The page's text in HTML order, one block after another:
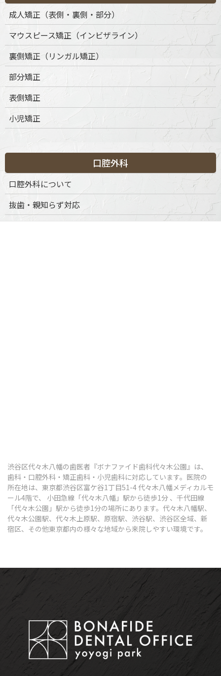
渋谷区代々木八幡の歯医者『ボナファイド歯科代々木公園』は、
歯科・口腔外科・矯正歯科・小児歯科に対応しています。医院の
所在地は、東京都渋谷区富ケ谷1丁目51-4 代々木八幡メディカルモ
ール4階で、 小田急線「代々木八幡」駅から徒歩1分 、千代田線
「代々木公園」駅から徒歩1分の場所にあります。代々木八幡駅、
代々木公園駅、代々木上原駅、原宿駅、渋谷駅、渋谷区全域、新
宿区、その他東京都内の様々な地域から来院しやすい環境です。
成人矯正（表側・裏側・部分）
マウスピース矯正（インビザライン）
裏側矯正（リンガル矯正）
部分矯正
表側矯正
小児矯正
口腔外科
口腔外科について
抜歯・親知らず対応
歯ぎしり・食いしばり